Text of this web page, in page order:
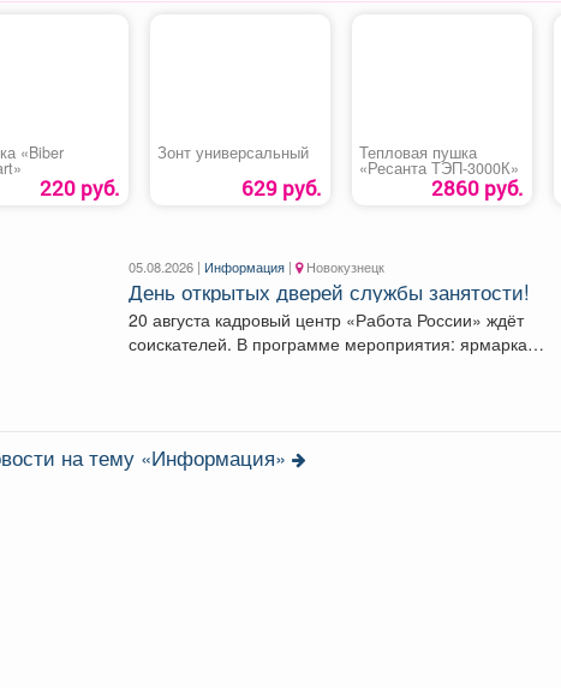
«Biber
220 руб.
Зонт универсальный
629 руб.
Тепловая пушка
«Ресанта ТЭП-3000К»
2860 руб.
05.08.2026 | Информация | Новокузнецк
День открытых дверей службы занятости!
20 августа кадровый центр «Работа России» ждёт
соискателей. В программе мероприятия: ярмарка
на тему «Информация»